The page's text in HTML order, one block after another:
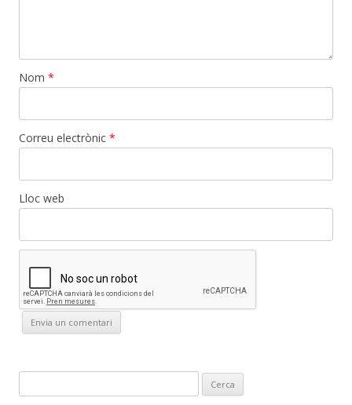
Nom *
Correu electrònic *
Lloc web
e